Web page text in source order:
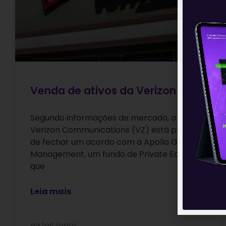
Venda de ativos da Verizon (VZ)
Segundo informações de mercado, a
Verizon Communications (VZ) está próxima
de fechar um acordo com a Apollo Global
Management, um fundo de Private Equity
que
Leia mais